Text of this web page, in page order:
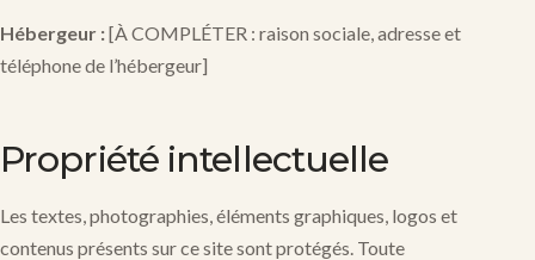
Hébergeur :[À COMPLÉTER : raison sociale, adresse et
téléphone de l’hébergeur]
Propriété intellectuelle
Les textes, photographies, éléments graphiques, logos et
contenus présents sur ce site sont protégés. Toute